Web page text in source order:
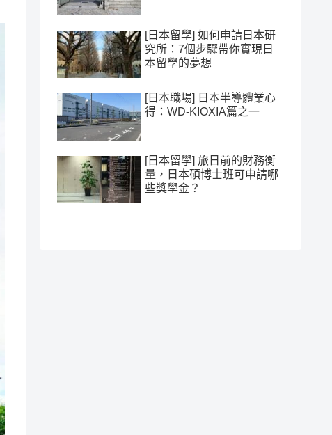
[日本留學] 如何申請日本研
究所：7個步驟帶你實現日
本留學的夢想
[日本職場] 日本半導體業心
得：WD-KIOXIA篇之一
[日本留學] 旅日前的財務衡
量，日本碩博士班可申請哪
些獎學金？